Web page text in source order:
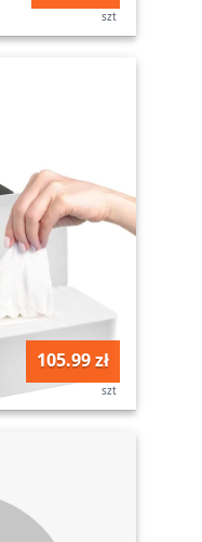
szt
105.99 zł
szt